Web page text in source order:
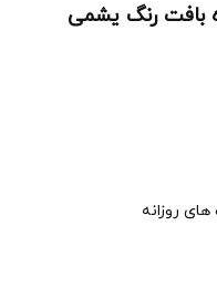
بافت رنگ یشمی
روزانه